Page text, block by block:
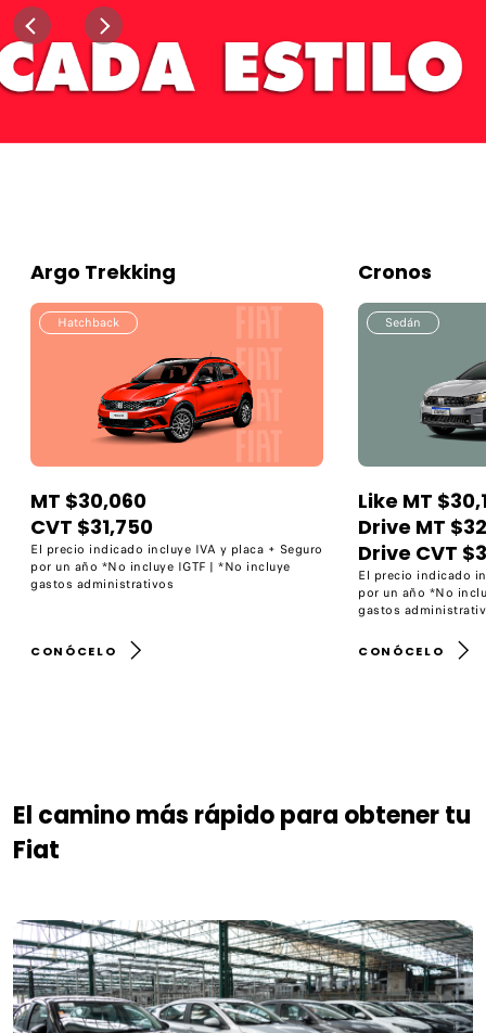
Fiat
Argo Trekking
Hatchback
MT $30,060
CVT $31,750
El precio indicado incluye IVA y placa + Seguro
por un año *No incluye IGTF | *No incluye
gastos administrativos
CONÓCELO
Cronos
Sedán
Like MT
Drive MT
Drive CVT
El precio indicado
por un año *No
gastos
CONÓCELO
El camino más rápido para obtener tu
Fiat